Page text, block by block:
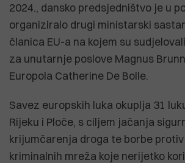
2024., dansko predsjedništvo je u
organiziralo drugi ministarski
članica EU-a na kojem su
za unutarnje poslove Magnus
Europola Catherine De Bolle.
Savez europskih luka okuplja 31
Rijeku i Ploče, s ciljem jačanja
krijumčarenja droga te borbe
kriminalnih mreža koje nerijetko